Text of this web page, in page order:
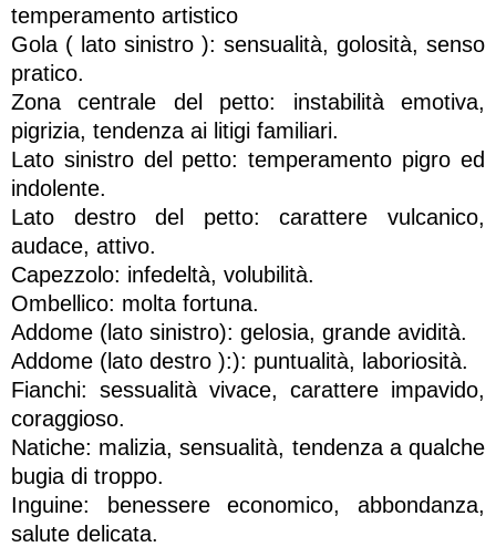
temperamento artistico
Gola ( lato sinistro ): sensualità, golosità, senso
pratico.
Zona centrale del petto: instabilità emotiva,
pigrizia, tendenza ai litigi familiari.
Lato sinistro del petto: temperamento pigro ed
indolente.
Lato destro del petto: carattere vulcanico,
audace, attivo.
Capezzolo: infedeltà, volubilità.
Ombellico: molta fortuna.
Addome (lato sinistro): gelosia, grande avidità.
Addome (lato destro ):): puntualità, laboriosità.
Fianchi: sessualità vivace, carattere impavido,
coraggioso.
Natiche: malizia, sensualità, tendenza a qualche
bugia di troppo.
Inguine: benessere economico, abbondanza,
salute delicata.